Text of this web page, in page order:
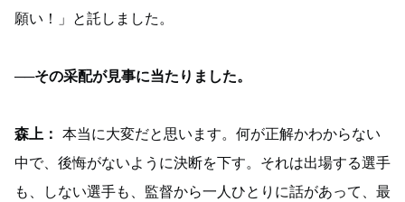
願い！」と託しました。
──その采配が見事に当たりました。
森上： 本当に大変だと思います。何が正解かわからない
中で、後悔がないように決断を下す。それは出場する選手
も、しない選手も、監督から一人ひとりに話があって、最